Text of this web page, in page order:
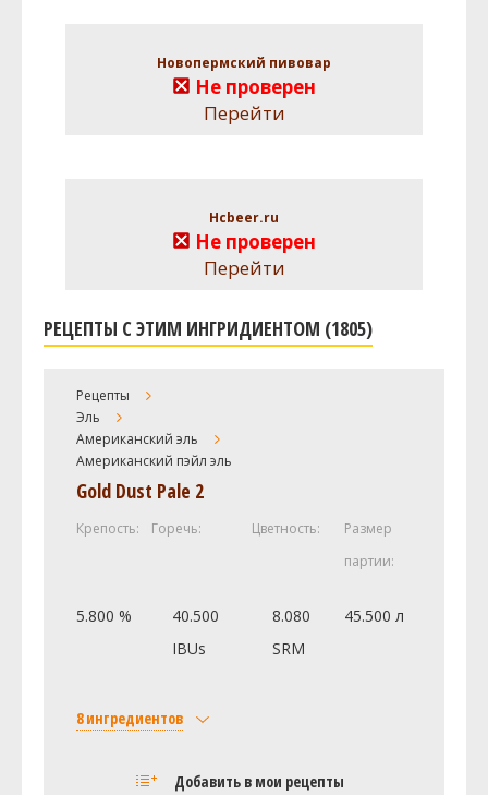
Новопермский пивовар
Не проверен
Перейти
Hcbeer.ru
Не проверен
Перейти
РЕЦЕПТЫ С ЭТИМ ИНГРИДИЕНТОМ (1805)
Рецепты
Эль
Американский эль
Американский пэйл эль
Добавить в мои рецепты
Gold Dust Pale 2
Крепость: Горечь: Цветность:
Размер
партии:
5.800 %
40.500
IBUs
8.080
SRM
45.500 л
8 ингредиентов